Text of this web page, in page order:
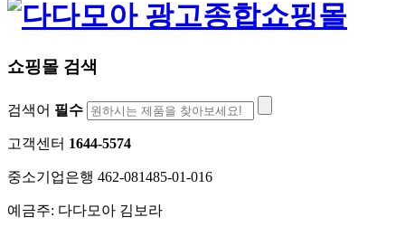
쇼핑몰 검색
검색어 필수
고객센터 1644-5574
중소기업은행 462-081485-01-016
예금주: 다다모아 김보라